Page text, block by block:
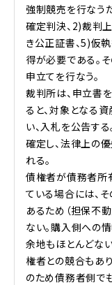
強制競売を行なう
確定判決、2)裁判
き公正証書、5)仮
得が必要である。
申立てを行なう。
裁判所は、申立書
ると、対象となる資
い、入札を公告す
確定し、法律上の
れる。
債権者が債務者所
ている場合には、
あるため（担保不
ない。購入側への
余地もほとんどな
権者との競合もあ
のため債務者側で